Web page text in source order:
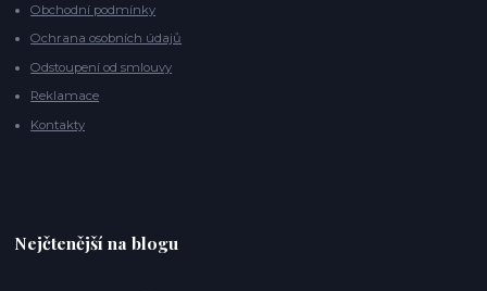
Obchodní podmínky
Ochrana osobních údajů
Odstoupení od smlouvy
Reklamace
Kontakty
Nejčtenější na blogu